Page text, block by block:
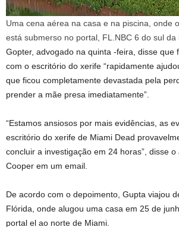
Uma cena aérea na casa e na piscina, onde
está submerso no portal, FL. NBC 6 do sul da
Gopter, advogado na quinta -feira, disse que
com o escritório do xerife “rapidamente
que ficou completamente devastada pela
prender a mãe presa imediatamente”.
“Estamos ansiosos por mais evidências, as
escritório do xerife de Miami Dead
concluir a investigação em 24 horas”, disse
Cooper em um email.
De acordo com o depoimento, Gupta viajou
Flórida, onde alugou uma casa em 25 de
portal el ao norte de Miami.